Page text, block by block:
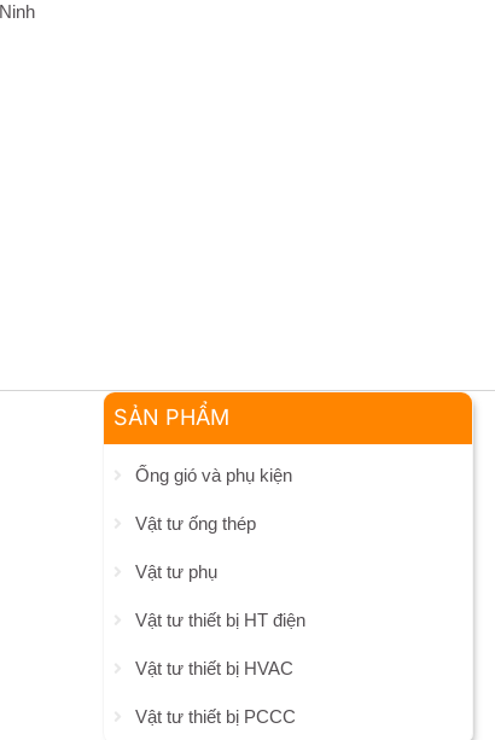
SẢN PHẨM
Ống gió và phụ kiện
Vật tư ống thép
Vật tư phụ
Vật tư thiết bị HT điện
Vật tư thiết bị HVAC
Vật tư thiết bị PCCC